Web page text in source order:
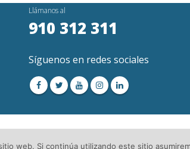
Llámanos al
910 312 311
Síguenos en redes sociales
web. Si continúa utilizando este sitio